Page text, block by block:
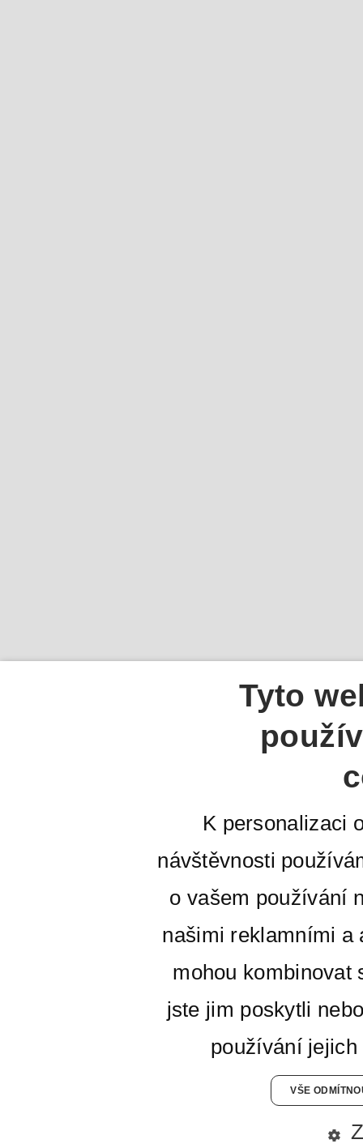
Tyto
K personalizaci
návštěvnosti
o vašem používání
našimi reklamními a
mohou kombinovat
jste jim poskytli
používání
VŠE